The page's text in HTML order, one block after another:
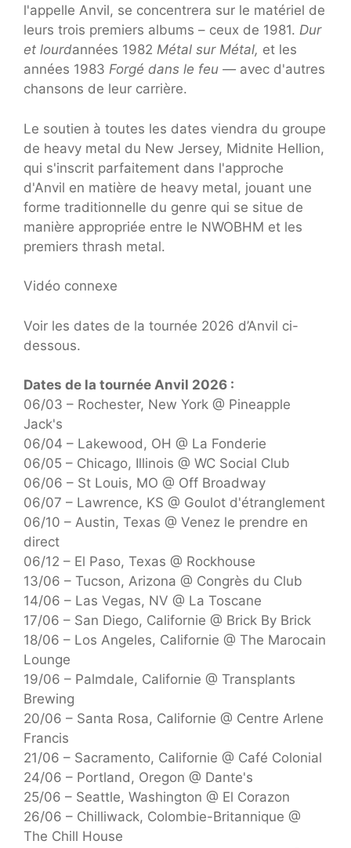
l'appelle Anvil, se concentrera sur le matériel de
leurs trois premiers albums – ceux de 1981. Dur
et lourdannées 1982 Métal sur Métal, et les
années 1983 Forgé dans le feu — avec d'autres
chansons de leur carrière.
Le soutien à toutes les dates viendra du groupe
de heavy metal du New Jersey, Midnite Hellion,
qui s'inscrit parfaitement dans l'approche
d'Anvil en matière de heavy metal, jouant une
forme traditionnelle du genre qui se situe de
manière appropriée entre le NWOBHM et les
premiers thrash metal.
Vidéo connexe
Voir les dates de la tournée 2026 d’Anvil ci-
dessous.
Dates de la tournée Anvil 2026 :
06/03 – Rochester, New York @ Pineapple
Jack's
06/04 – Lakewood, OH @ La Fonderie
06/05 – Chicago, Illinois @ WC Social Club
06/06 – St Louis, MO @ Off Broadway
06/07 – Lawrence, KS @ Goulot d'étranglement
06/10 – Austin, Texas @ Venez le prendre en
direct
06/12 – El Paso, Texas @ Rockhouse
13/06 – Tucson, Arizona @ Congrès du Club
14/06 – Las Vegas, NV @ La Toscane
17/06 – San Diego, Californie @ Brick By Brick
18/06 – Los Angeles, Californie @ The Marocain
Lounge
19/06 – Palmdale, Californie @ Transplants
Brewing
20/06 – Santa Rosa, Californie @ Centre Arlene
Francis
21/06 – Sacramento, Californie @ Café Colonial
24/06 – Portland, Oregon @ Dante's
25/06 – Seattle, Washington @ El Corazon
26/06 – Chilliwack, Colombie-Britannique @
The Chill House